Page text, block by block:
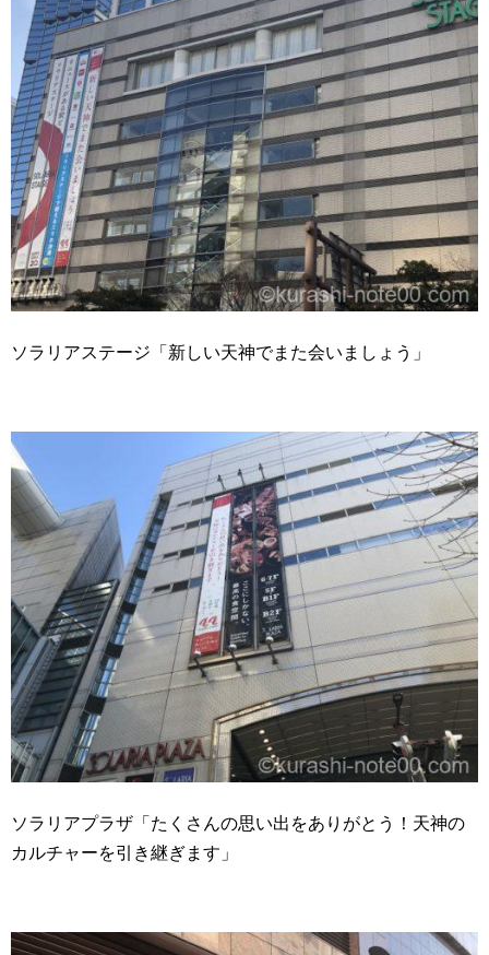
ソラリアステージ「新しい天神でまた会いましょう」
ソラリアプラザ「たくさんの思い出をありがとう！天神の
カルチャーを引き継ぎます」